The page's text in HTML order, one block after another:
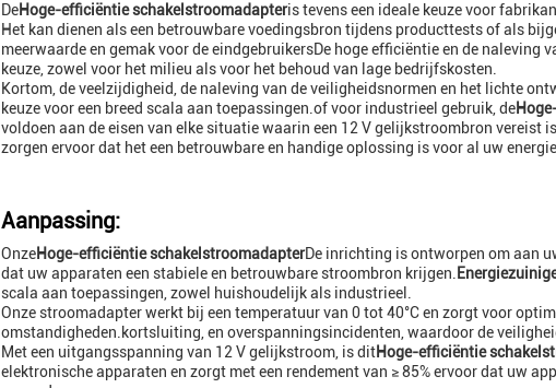
DeHoge-efficiëntie schakelstroomadapteris tevens een ideale keuze voor
Het kan dienen als een betrouwbare voedingsbron tijdens producttests of als
meerwaarde en gemak voor de eindgebruikersDe hoge efficiëntie en de
keuze, zowel voor het milieu als voor het behoud van lage bedrijfskosten.
Kortom, de veelzijdigheid, de naleving van de veiligheidsnormen en het lichte
keuze voor een breed scala aan toepassingen.of voor industrieel gebruik, de
voldoen aan de eisen van elke situatie waarin een 12 V gelijkstroombron vereist
zorgen ervoor dat het een betrouwbare en handige oplossing is voor al uw
Aanpassing:
OnzeHoge-efficiëntie schakelstroomadapterDe inrichting is ontworpen om aan
dat uw apparaten een stabiele en betrouwbare stroombron krijgen.
scala aan toepassingen, zowel huishoudelijk als industrieel.
Onze stroomadapter werkt bij een temperatuur van 0 tot 40°C en zorgt voor
omstandigheden.kortsluiting, en overspanningsincidenten, waardoor de
Met een uitgangsspanning van 12 V gelijkstroom, is ditHoge-efficiëntie
elektronische apparaten en zorgt met een rendement van ≥ 85% ervoor dat uw